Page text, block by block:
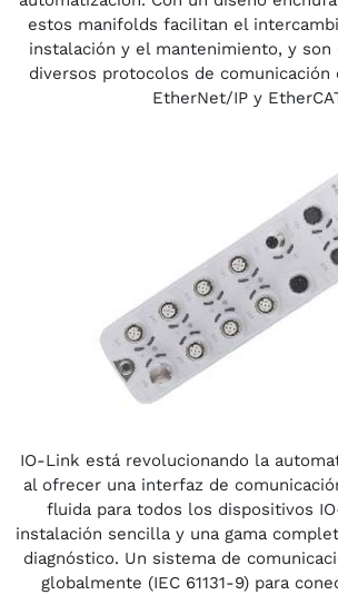
estos manifolds facilitan el
instalación y el mantenimiento, y son
diversos protocolos de comunicación
EtherNet/IP y
IO-Link está revolucionando la
al ofrecer una interfaz de
fluida para todos los dispositivos
instalación sencilla y una gama
diagnóstico. Un sistema de
globalmente (IEC 61131-9) para